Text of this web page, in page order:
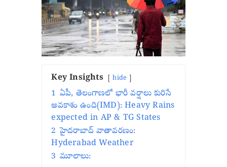
Key Insights hide
1 ఏపీ, తెలంగాణలో భారీ వర్షాలు కురిసే
అవకాశం ఉంది(IMD): Heavy Rains
expected in AP & TG States
2 హైదరాబాద్ వాతావరణం:
Hyderabad Weather
3 మూలాలు: